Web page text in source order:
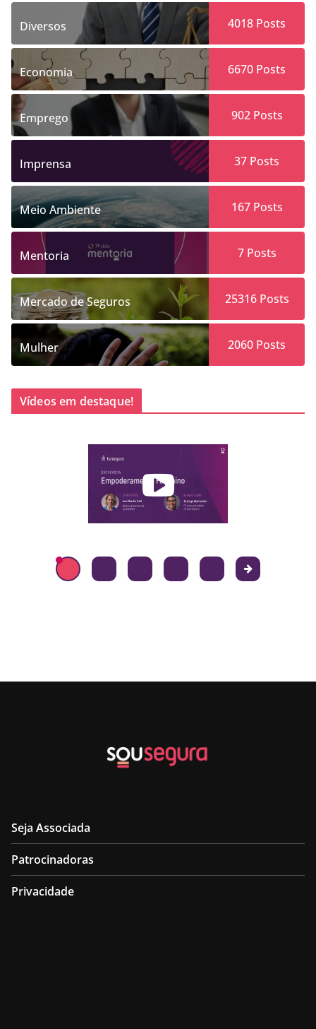
Diversos 4018 Posts
Economia 6670 Posts
Emprego 902Posts
Imprensa 37 Posts
Meio Ambiente 167Posts
Mentoria 7Posts
Mercado de Seguros 25316Posts
Mulher 2060 Posts
Vídeos em destaque!
Seja Associada
Patrocinadoras
Privacidade